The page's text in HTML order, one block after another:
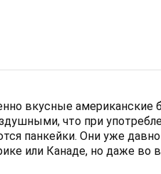
вкусные американские
что при
панкейки. Они уже
или Канаде, но даже во